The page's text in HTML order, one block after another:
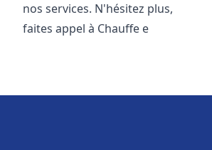
nos services. N'hésitez plus,
faites appel à Chauffe e